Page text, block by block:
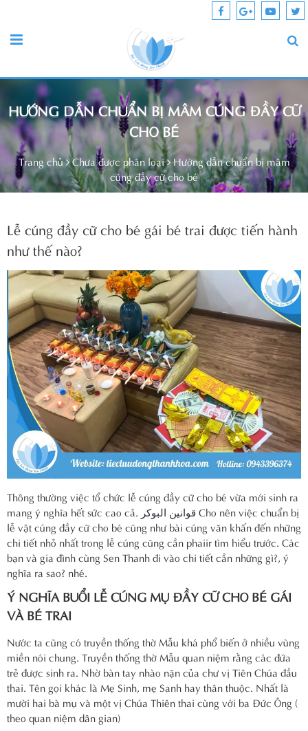
HƯỚNG DẪN CHUẨN BỊ MÂM CÚNG ĐẦY CỮ
CHO BÉ
Trang chủ Chưa được phân loại Hướng dẫn chuẩn bị mâm
cúng đầy cữ cho bé
Lễ cúng đầy cữ cho bé gái bé trai được tiến hành
như thế nào?
Thông thường việc tổ chức lễ cúng đầy cữ cho bé vừa mới sinh ra
mang ý nghĩa hết sức cao cả. قوانين البوكر Cho nên việc chuẩn bị
lễ vật cúng đầy cữ cho bé cũng như bài cúng văn khấn đến những
chi tiết nhỏ nhất trong lễ cúng cũng cần phaiir tìm hiểu trước. Các
bạn và gia đình cùng Sen Thanh đi vào chi tiết cần những gì?, ý
nghĩa ra sao? nhé.
Ý NGHĨA BUỔI LỄ CÚNG MỤ ĐẦY CỮ CHO BÉ GÁI
VÀ BÉ TRAI
Nước ta cũng có truyền thống thờ Mẫu khá phổ biến ở nhiều vùng
miền nói chung. Truyền thống thờ Mẫu quan niệm rằng các đứa
trẻ được sinh ra. Nhờ bàn tay nhào nặn của chư vị Tiên Chúa đầu
thai. Tên gọi khác là Mẹ Sinh, mẹ Sanh hay thân thuộc. Nhất là
mười hai bà mụ và một vị Chúa Thiên thai cùng với ba Đức Ông (
theo quan niệm dân gian)